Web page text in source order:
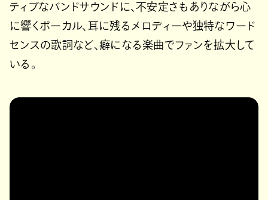
ティブなバンドサウンドに、不安定さもありながら心
に響くボーカル、耳に残るメロディーや独特なワード
センスの歌詞など、癖になる楽曲でファンを拡大して
いる。